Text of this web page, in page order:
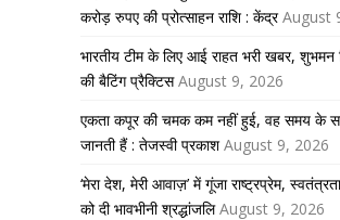
करोड़ रुपए की प्रोत्साहन राशि : केंद्र August
भारतीय टीम के लिए आई राहत भरी खबर,
की बैटिंग प्रैक्टिस August 9, 2026
एकता कपूर की चमक कम नहीं हुई, वह समय के
जानती हैं : तेजस्वी प्रकाश August 9, 2026
‘मेरा देश, मेरी आवाज़’ में गूंजा राष्ट्रप्रेम,
को दी भावभीनी श्रद्धांजलि August 9, 2026